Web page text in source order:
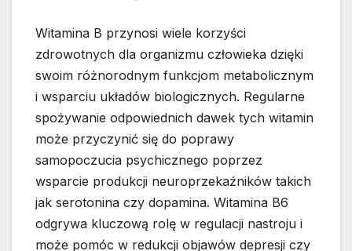
Witamina B przynosi wiele korzyści
zdrowotnych dla organizmu człowieka dzięki
swoim różnorodnym funkcjom metabolicznym
i wsparciu układów biologicznych. Regularne
spożywanie odpowiednich dawek tych witamin
może przyczynić się do poprawy
samopoczucia psychicznego poprzez
wsparcie produkcji neuroprzekaźników takich
jak serotonina czy dopamina. Witamina B6
odgrywa kluczową rolę w regulacji nastroju i
może pomóc w redukcji objawów depresji czy